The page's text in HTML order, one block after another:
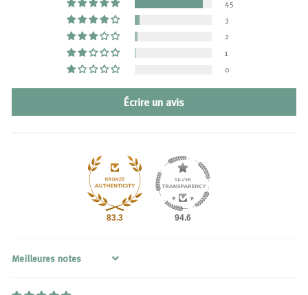
45
3
2
1
0
Écrire un avis
83.3 94.6
Sort by